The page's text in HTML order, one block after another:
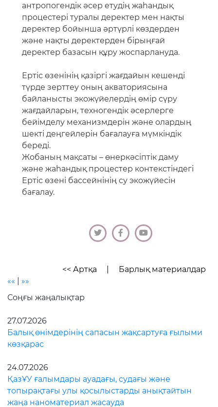
жағдайларын, техногендік әсерлерге
бейімделу механизмдерін және олардың
шекті деңгейлерін бағалауға мүмкіндік
береді.
Жобаның мақсаты – өнеркәсіптік даму
Ертіс өзені бассейнінің су экожүйесін
бағалау.
<< Артқа |
Барлық материалдар
»»
Соңғы жаңалықтар
Балық өнімдерінің сапасын жақсартуға ғылыми
ҚазҰУ ғалымдары ауадағы, судағы және
топырақтағы улы қосылыстарды анықтайтын
жаңа наноматериал жасауда
23.07.2026
Авиациялық көлік техникасына қызмет көрсетуге
арналған көпбейінді жаттықтыру кешені
Баннерлер